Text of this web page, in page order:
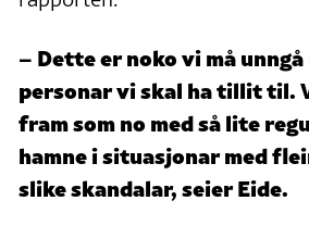
– Dette er noko vi må
personar vi skal ha tillit til.
fram som no med så lite
hamne i situasjonar med
slike skandalar, seier Eide.